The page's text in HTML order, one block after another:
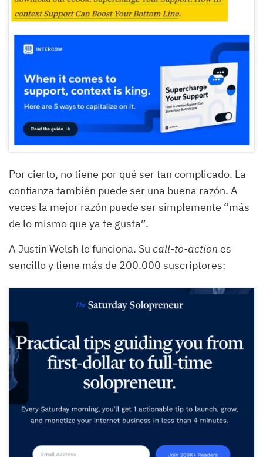
Por cierto, no tiene por qué ser tan complicado. La
confianza también puede ser una buena razón. A
veces la mejor razón puede ser simplemente “más
de lo mismo que ya te gusta”.
A Justin Welsh le funciona. Su call-to-action es
sencillo y tiene más de 200.000 suscriptores: